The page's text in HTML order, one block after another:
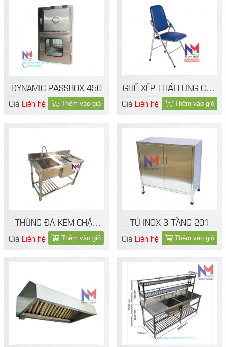
DYNAMIC PASSBOX 450
Giá Liên hệ Thêm vào giỏ
GHẾ XẾP THÁI LƯNG CAO
CHÂN INOX
Giá Liên hệ Thêm vào giỏ
THÙNG ĐÁ KÈM CHẬU
RỬA INOX 201
Giá Liên hệ Thêm vào giỏ
TỦ INOX 3 TẦNG 201
Giá Liên hệ Thêm vào giỏ